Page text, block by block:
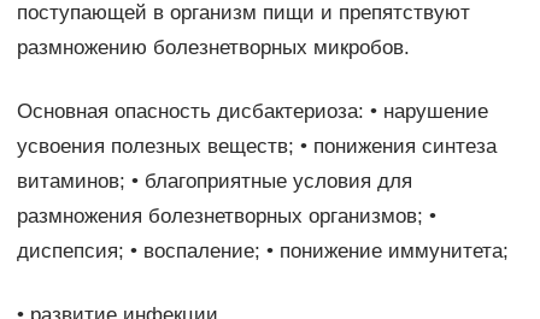
поступающей в организм пищи и препятствуют
размножению болезнетворных микробов.
Основная опасность дисбактериоза: • нарушение
усвоения полезных веществ; • понижения синтеза
витаминов; • благоприятные условия для
размножения болезнетворных организмов; •
диспепсия; • воспаление; • понижение иммунитета;